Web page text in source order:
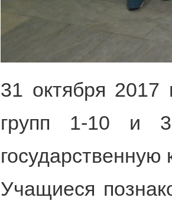
31 октября 2017
групп 1-10 и
Учащиеся